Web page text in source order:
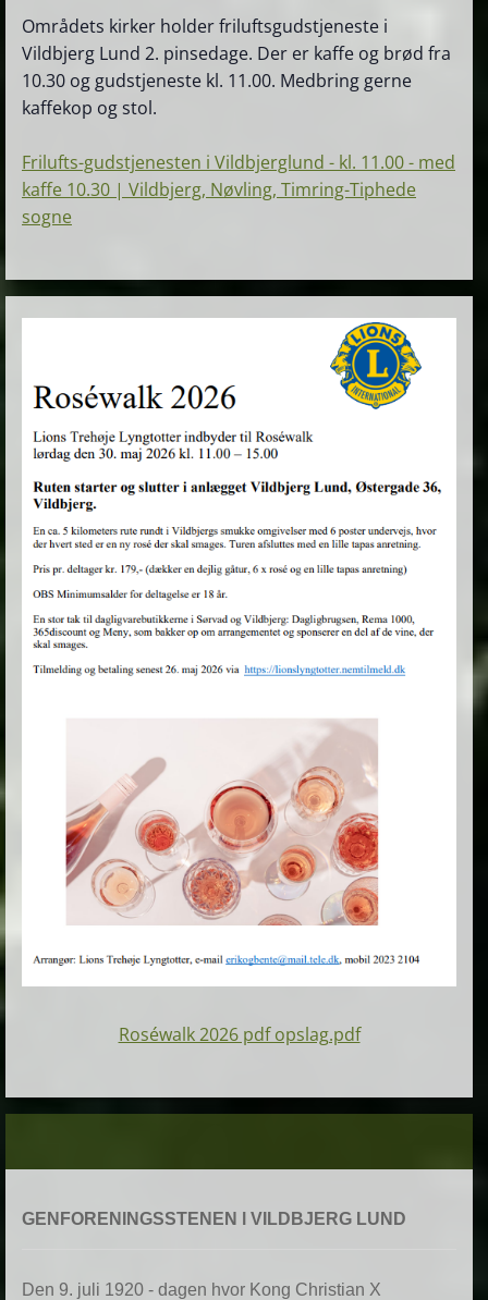
Områdets kirker holder friluftsgudstjeneste i
Vildbjerg Lund 2. pinsedage. Der er kaffe og brød fra
10.30 og gudstjeneste kl. 11.00. Medbring gerne
kaffekop og stol.
Frilufts-gudstjenesten i Vildbjerglund - kl. 11.00 - med
kaffe 10.30 | Vildbjerg, Nøvling, Timring-Tiphede
sogne
Roséwalk 2026 pdf opslag.pdf
GENFORENINGSSTENEN l VILDBJERG LUND
Den 9. juli 1920 - dagen hvor Kong Christian X